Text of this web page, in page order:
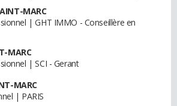
MARC
| GHT IMMO - Conseillère en
MARC
| SCI - Gerant
MARC
| PARIS